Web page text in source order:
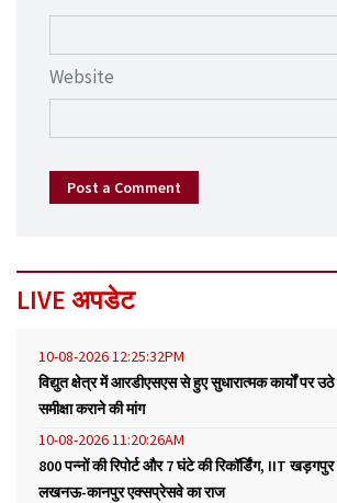
Website
Post a Comment
LIVE अपडेट
10-08-2026 12:25:32PM
विद्युत क्षेत्र में आरडीएसएस से हुए सुधारात्मक कार्यों पर
समीक्षा कराने की मांग
10-08-2026 11:20:26AM
800 पन्नों की रिपोर्ट और 7 घंटे की रिकॉर्डिंग, IIT
लखनऊ-कानपुर एक्सप्रेसवे का राज